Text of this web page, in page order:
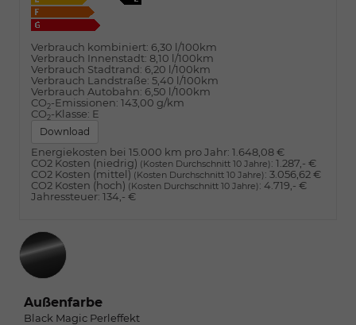
Verbrauch kombiniert: 6,30 l/100km
Verbrauch Innenstadt: 8,10 l/100km
Verbrauch Stadtrand: 6,20 l/100km
Verbrauch Landstraße: 5,40 l/100km
Verbrauch Autobahn: 6,50 l/100km
CO2-Emissionen: 143,00 g/km
CO2-Klasse: E
Download
Energiekosten bei 15.000 km pro Jahr: 1.648,08 €
CO2 Kosten (niedrig) (Kosten Durchschnitt 10 Jahre): 1.287,- €
CO2 Kosten (mittel) (Kosten Durchschnitt 10 Jahre): 3.056,62 €
CO2 Kosten (hoch) (Kosten Durchschnitt 10 Jahre): 4.719,- €
Jahressteuer: 134,- €
Außenfarbe
Black Magic Perleffekt